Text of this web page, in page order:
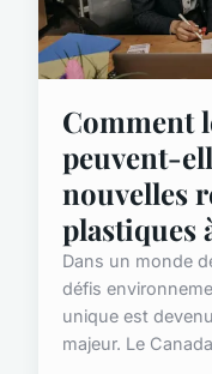
Comment
peuvent-
nouvelles
plastiques
Dans un monde
défis
unique est
majeur. Le